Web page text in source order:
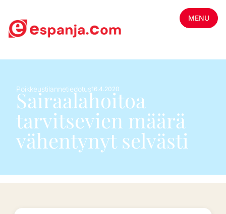
MENU
Poikkeustilannetiedotus16.4.2020
Sairaalahoitoa
tarvitsevien määrä
vähentynyt selvästi